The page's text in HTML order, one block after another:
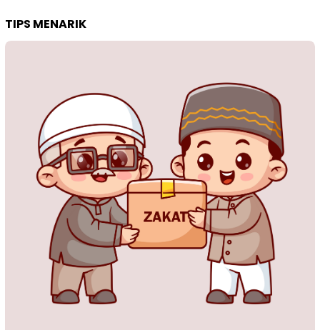
TIPS MENARIK